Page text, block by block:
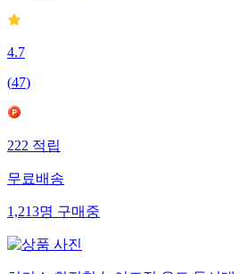
4.7
(47)
222적립
무료배송
1,213명구매중